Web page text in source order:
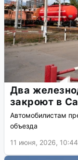
Два
закроют в
Автомобилистам
объезда
11 июня, 2026, 10:44